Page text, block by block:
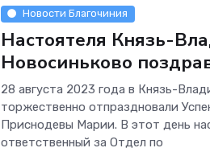
Новости Благочиния
Настоятеля Князь-
Новосиньково
28 августа 2023 года в Князь-
торжественно отпраздновали
Приснодевы Марии. В этот день
ответственный за Отдел по